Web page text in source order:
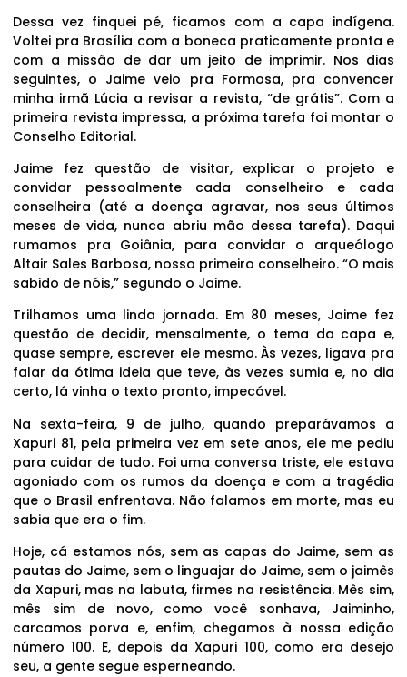
Dessa vez finquei pé, ficamos com a capa indígena.
Voltei pra Brasília com a boneca praticamente pronta e
com a missão de dar um jeito de imprimir. Nos dias
seguintes, o Jaime veio pra Formosa, pra convencer
minha irmã Lúcia a revisar a revista, “de grátis”. Com a
primeira revista impressa, a próxima tarefa foi montar o
Conselho Editorial.
Jaime fez questão de visitar, explicar o projeto e
convidar pessoalmente cada conselheiro e cada
conselheira (até a doença agravar, nos seus últimos
meses de vida, nunca abriu mão dessa tarefa). Daqui
rumamos pra Goiânia, para convidar o arqueólogo
Altair Sales Barbosa, nosso primeiro conselheiro. “O mais
sabido de nóis,” segundo o Jaime.
Trilhamos uma linda jornada. Em 80 meses, Jaime fez
questão de decidir, mensalmente, o tema da capa e,
quase sempre, escrever ele mesmo. Às vezes, ligava pra
falar da ótima ideia que teve, às vezes sumia e, no dia
certo, lá vinha o texto pronto, impecável.
Na sexta-feira, 9 de julho, quando preparávamos a
Xapuri 81, pela primeira vez em sete anos, ele me pediu
para cuidar de tudo. Foi uma conversa triste, ele estava
agoniado com os rumos da doença e com a tragédia
que o Brasil enfrentava. Não falamos em morte, mas eu
sabia que era o fim.
Hoje, cá estamos nós, sem as capas do Jaime, sem as
pautas do Jaime, sem o linguajar do Jaime, sem o jaimês
da Xapuri, mas na labuta, firmes na resistência. Mês sim,
mês sim de novo, como você sonhava, Jaiminho,
carcamos porva e, enfim, chegamos à nossa edição
número 100. E, depois da Xapuri 100, como era desejo
seu, a gente segue esperneando.